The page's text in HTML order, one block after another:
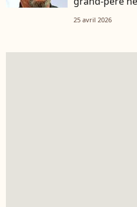
25 avril 2026